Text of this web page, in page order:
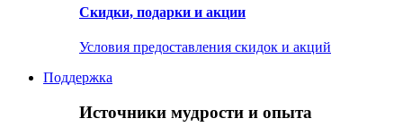
Скидки, подарки и акции
Условия предоставления скидок и акций
Поддержка
Источники мудрости и опыта